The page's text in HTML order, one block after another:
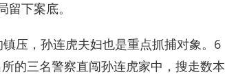
下案底。
压，孙连虎夫妇也是重点抓捕对象。6
的三名警察直闯孙连虎家中，搜走数本